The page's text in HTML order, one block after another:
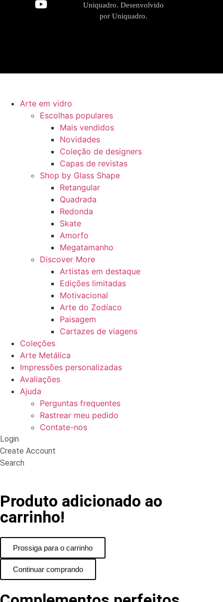
Uniquadro. Desenvolvido
por Uniquadro.
Arte em vidro
Escolhas populares
Mais vendidos
Novidades
Coleção de designers
Capas de revistas
Shop by Glass Shape
Retangular
Quadrada
Redonda
Skate
Amorfo
Megatamanho
Discover More
Artistas em destaque
Edições limitadas
Motivacional
Arte do Zodíaco
Paisagem
Cartazes de viagens
Coleções
Arte Metálica
Impressões personalizadas
Avaliações
Ajuda
Perguntas frequentes
Rastrear meu pedido
Contate-nos
Login
Create Account
Search
Produto adicionado ao
carrinho!
Prossiga para o carrinho
Continuar comprando